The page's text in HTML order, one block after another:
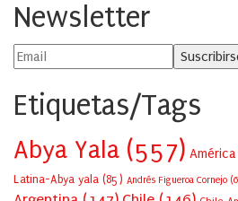
Newsletter
Etiquetas/Tags
Abya Yala (557)
Latina-Abya yala (85) Andrés Figueroa Cornejo